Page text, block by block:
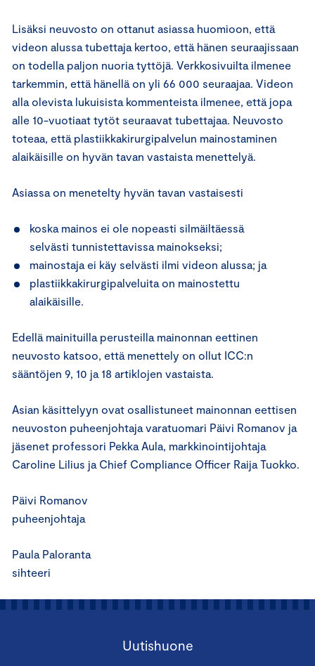
Lisäksi neuvosto on ottanut asiassa huomioon, että
videon alussa tubettaja kertoo, että hänen seuraajissaan
on todella paljon nuoria tyttöjä. Verkkosivuilta ilmenee
tarkemmin, että hänellä on yli 66 000 seuraajaa. Videon
alla olevista lukuisista kommenteista ilmenee, että jopa
alle 10-vuotiaat tytöt seuraavat tubettajaa. Neuvosto
toteaa, että plastiikkakirurgipalvelun mainostaminen
alaikäisille on hyvän tavan vastaista menettelyä.
Asiassa on menetelty hyvän tavan vastaisesti
koska mainos ei ole nopeasti silmäiltäessä
selvästi tunnistettavissa mainokseksi;
mainostaja ei käy selvästi ilmi videon alussa; ja
plastiikkakirurgipalveluita on mainostettu
alaikäisille.
Edellä mainituilla perusteilla mainonnan eettinen
neuvosto katsoo, että menettely on ollut ICC:n
sääntöjen 9, 10 ja 18 artiklojen vastaista.
Asian käsittelyyn ovat osallistuneet mainonnan eettisen
neuvoston puheenjohtaja varatuomari Päivi Romanov ja
jäsenet professori Pekka Aula, markkinointijohtaja
Caroline Lilius ja Chief Compliance Officer Raija Tuokko.
Päivi Romanov
puheenjohtaja
Paula Paloranta
sihteeri
Uutishuone